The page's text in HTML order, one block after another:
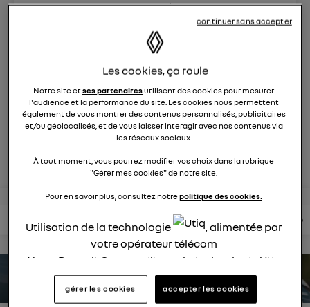
RENAULT
9270membres
la voiture citadine électrique qui ne change rien à votre
quotidien et ça change tout
posez une question
lire les articles consultez votre notice
estimez votre autonomie
Les cookies, ça roule
Notre site etses partenairesutilisent des cookies pour mesurer
l'audience et la performance du site. Les cookies nous permettent
également de vous montrer des contenus personnalisés, publicitaires
et/ou géolocalisés, et de vous laisser interagir avec nos contenus via
les réseaux sociaux.
À tout moment, vous pourrez modifier vos choix dans la rubrique
"Gérer mes cookies" de notre site.
Pour en savoir plus, consultez notrepolitique des cookies.
Utilisation de la technologie
, alimentée par
votre opérateur télécom
Nous, Renault Group, utilisons la technologie Utiq
pour nos activités digitales (telles que décrites
dans cette notice de consentement) et liées à
gérer les cookies accepter les cookies
continuer sans accepter